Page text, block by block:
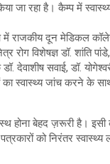
जा रहा है। कैम्प में
में राजकीय दून मेडिकल
रोग विशेषज्ञ डॉ. शांति
देवाशीष सवाई, डॉ.
का स्वास्थ्य जांच करने के
होना बेहद ज़रूरी है।
को निरंतर